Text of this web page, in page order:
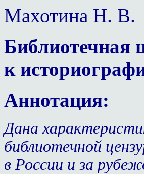
Махотина Н. В.
Библиотечная
к
Аннотация:
Дана
библиотечной
в России и за